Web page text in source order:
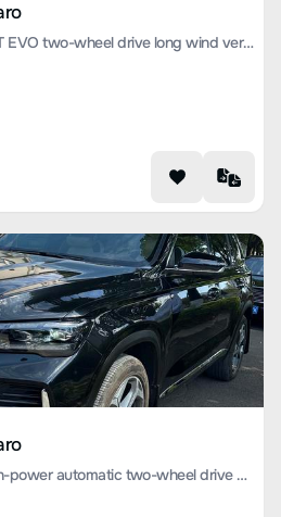
Xingyue L 2024 2.0 TD DCT EVO two-wheel drive long wind version
Xingyue L 2025 2.0 TD high-power automatic two-wheel drive Dongfang Yao Lanxing version